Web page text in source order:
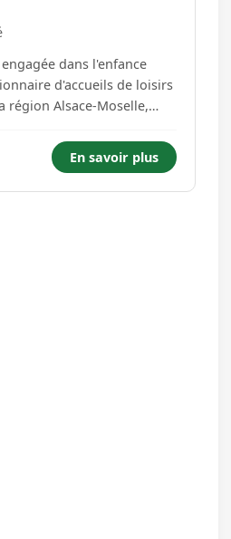
dans l'enfance
d'accueils de loisirs
région Alsace-Moselle,
sa structure de
et
dans leu...
En savoir plus